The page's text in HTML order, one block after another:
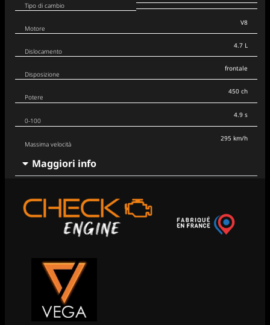
Tipo di cambio
Motore
Dislocamento
Disposizione
V8
4.7 L
frontale
Potere
0-100
Massima velocità
450 ch
4.9 s
295 km/h
Maggiori info